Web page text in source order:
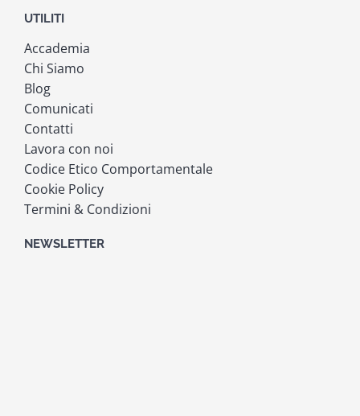
UTILITI
Accademia
Chi Siamo
Blog
Comunicati
Contatti
Lavora con noi
Codice Etico Comportamentale
Cookie Policy
Termini & Condizioni
NEWSLETTER